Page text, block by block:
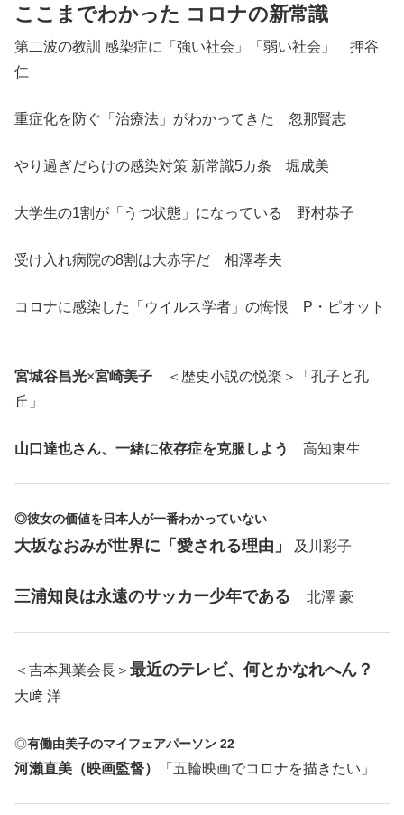
ここまでわかった コロナの新常識
第二波の教訓 感染症に「強い社会」「弱い社会」 押谷
仁
重症化を防ぐ「治療法」がわかってきた 忽那賢志
やり過ぎだらけの感染対策 新常識5カ条 堀成美
大学生の1割が「うつ状態」になっている 野村恭子
受け入れ病院の8割は大赤字だ 相澤孝夫
コロナに感染した「ウイルス学者」の悔恨 P・ピオット
宮城谷昌光×宮崎美子 ＜歴史小説の悦楽＞「孔子と孔
丘」
山口達也さん、一緒に依存症を克服しよう 高知東生
◎彼女の価値を日本人が一番わかっていない
大坂なおみが世界に「愛される理由」 及川彩子
三浦知良は永遠のサッカー少年である 北澤 豪
＜吉本興業会長＞ 最近のテレビ、何とかなれへん？
大﨑 洋
◎有働由美子のマイフェアパーソン 22
河瀨直美（映画監督） 「五輪映画でコロナを描きたい」